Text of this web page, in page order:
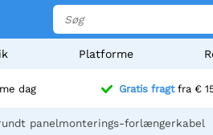
Platforme
dag Gratis fragtfra €
panelmonterings-forlængerkabel